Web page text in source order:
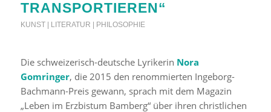
TRANSPORTIEREN“
KUNST | LITERATUR | PHILOSOPHIE
Die schweizerisch-deutsche Lyrikerin Nora
Gomringer, die 2015 den renommierten Ingeborg-
Bachmann-Preis gewann, sprach mit dem Magazin
„Leben im Erzbistum Bamberg“ über ihren christlichen